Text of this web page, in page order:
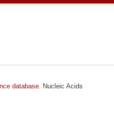
database. Nucleic Acids